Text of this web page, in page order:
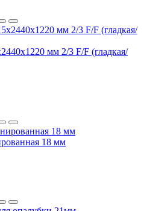
мм 2/3 F/F (гладкая/
18 мм